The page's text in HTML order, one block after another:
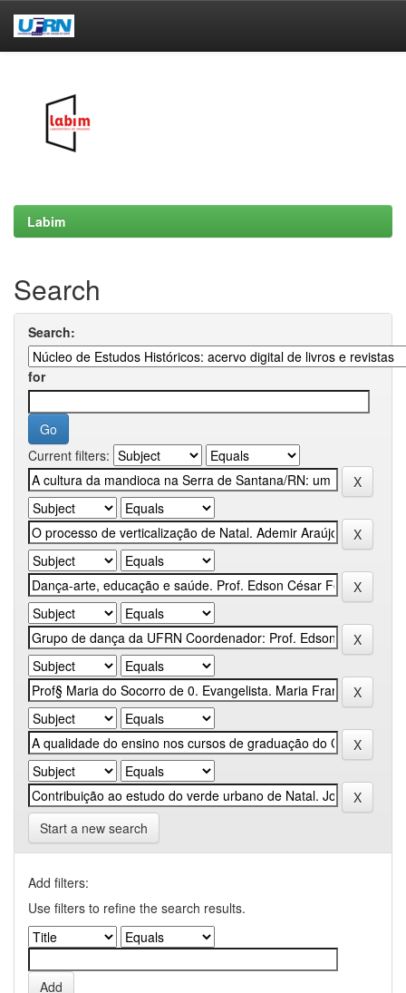
Labim
Search
Search:
for
Current filters:
Start a new search
Add filters:
Use filters to refine the search results.